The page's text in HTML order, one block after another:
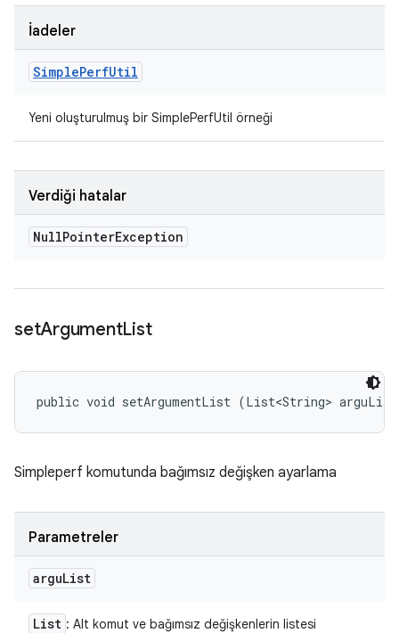
İadeler
SimplePerfUtil
Yeni oluşturulmuş bir SimplePerfUtil örneği
Verdiği hatalar
NullPointerException
setArgumentList
public void setArgumentList (List<String>
Simpleperf komutunda bağımsız değişken ayarlama
Parametreler
arguList
List : Alt komut ve bağımsız değişkenlerin listesi